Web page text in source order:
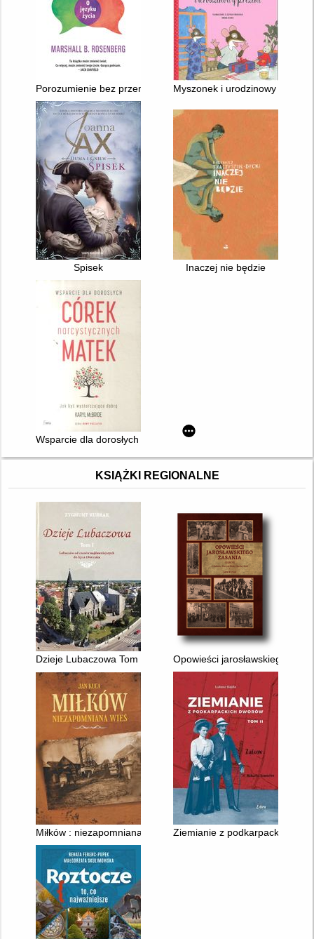
Porozumienie bez przemocy : o języku życiaMyszonek i urodzinowy prezent
Spisek Inaczej nie będzie
Wsparcie dla dorosłych córek narcystycznych matek : jak być
KSIĄŻKI REGIONALNE
Dzieje Lubaczowa Tom 1 : Lubaczów od czasów
Opowieści jarosławskiego
Miłków : niezapomniana wieś Ziemianie z podkarpackich